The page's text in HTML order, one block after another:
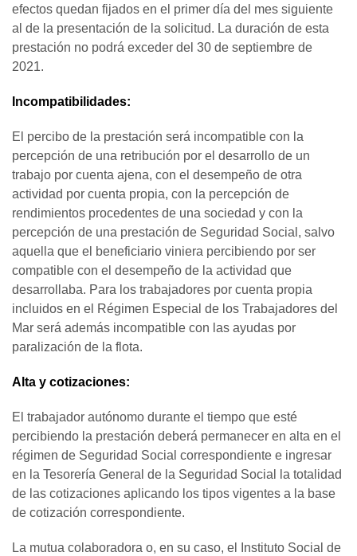
efectos quedan fijados en el primer día del mes siguiente
al de la presentación de la solicitud. La duración de esta
prestación no podrá exceder del 30 de septiembre de
2021.
Incompatibilidades:
El percibo de la prestación será incompatible con la
percepción de una retribución por el desarrollo de un
trabajo por cuenta ajena, con el desempeño de otra
actividad por cuenta propia, con la percepción de
rendimientos procedentes de una sociedad y con la
percepción de una prestación de Seguridad Social, salvo
aquella que el beneficiario viniera percibiendo por ser
compatible con el desempeño de la actividad que
desarrollaba. Para los trabajadores por cuenta propia
incluidos en el Régimen Especial de los Trabajadores del
Mar será además incompatible con las ayudas por
paralización de la flota.
Alta y cotizaciones:
El trabajador autónomo durante el tiempo que esté
percibiendo la prestación deberá permanecer en alta en el
régimen de Seguridad Social correspondiente e ingresar
en la Tesorería General de la Seguridad Social la totalidad
de las cotizaciones aplicando los tipos vigentes a la base
de cotización correspondiente.
La mutua colaboradora o, en su caso, el Instituto Social de